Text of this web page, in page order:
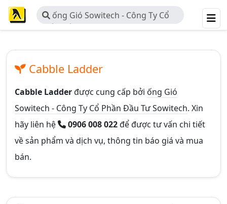
ống Gió Sowitech - Công Ty Cổ
Phần Đầu Tư Sowitech
Cabble Ladder
Cabble Ladderđược cung cấp bởi ống Gió
Sowitech - Công Ty Cổ Phần Đầu Tư Sowitech. Xin
hãy liên hệ
0906 008 022để được tư vấn chi tiết
về sản phẩm và dịch vụ, thông tin báo giá và mua
bán.